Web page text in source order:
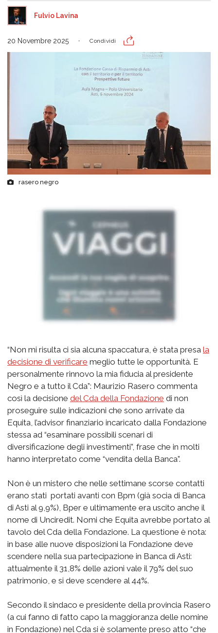
Fulvio Lavina
20 Novembre 2025 Condividi
rasero negro
“Non mi risulta ci sia alcuna spaccatura, è stata presa la
decisione di verificare meglio tutte le opportunità. E
personalmente rinnovo la mia fiducia al presidente
Negro e a tutto il Cda”: Maurizio Rasero commenta
così la decisione del Cda della Fondazione di non
proseguire sulle indicazioni che sono arrivate da
Equita, l’advisor finanziario incaricato dalla Fondazione
stessa ad “esaminare possibili scenari di
diversificazione degli investimenti”, frase che in molti
hanno interpretato come “vendita della Banca”.
Non è un mistero che nelle settimane scorse contatti
erano stati portati avanti con Bpm (già socia di Banca
di Asti al 9,9%), Bper e ultimamente era uscito anche il
nome di Unciredit. Nomi che Equita avrebbe portato al
tavolo del Cda della Fondazione. La questione è nota:
in base alle nuove disposizioni la Fondazione deve
scendere nella sua partecipazione in Banca di Asti:
attualmente il 31,8% delle azioni vale il 79% del suo
patrimonio, e si deve scendere al 44%.
Secondo il sindaco e presidente della provincia Rasero
(a cui fanno di fatto capo la maggioranza delle nomine
in Fondazione) nel Cda si è solamente preso atto “che